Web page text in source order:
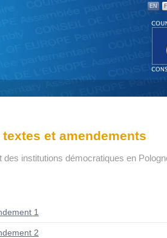
EN
et amendements
des institutions démocratiques en
1
2